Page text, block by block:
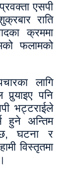
एसपी
राति
क्रममा
फलामको
लागि
पनि
भट्टराईले
हुने अन्तिम
घटना र
विस्तृतमा